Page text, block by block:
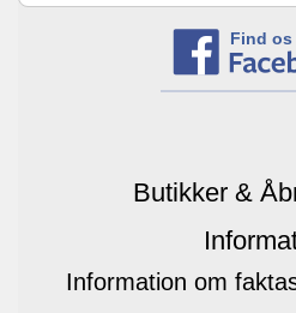
Find os
Butikker &
Information om